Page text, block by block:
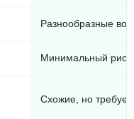
Разнообразные
Минимальный риск
Схожие, но